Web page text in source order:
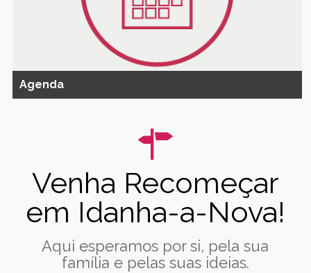
Agenda
Venha Recomeçar
em Idanha-a-Nova!
Aqui esperamos por si, pela sua
família e pelas suas ideias.